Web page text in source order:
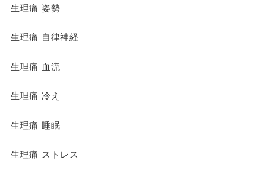
生理痛 姿勢
生理痛 自律神経
生理痛 血流
生理痛 冷え
生理痛 睡眠
生理痛 ストレス